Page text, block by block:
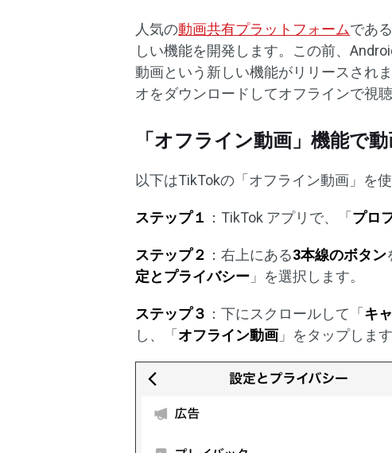
人気の動画共有プラットフォームであ
しい機能を開発します。この前、
動画という新しい機能がリリースされ
オをダウンロードしてオフラインで視聴
「オフライン動画」機能で
以下はTikTokの「オフライン動画」を
ステップ１ ：TikTok アプリで、「 プロ
ステップ２ ：右上にある3本線のボタン
定とプライバシー 」を選択します。
ステップ３ ：下にスクロールして「 キ
し、「 オフライン動画 」をタップします